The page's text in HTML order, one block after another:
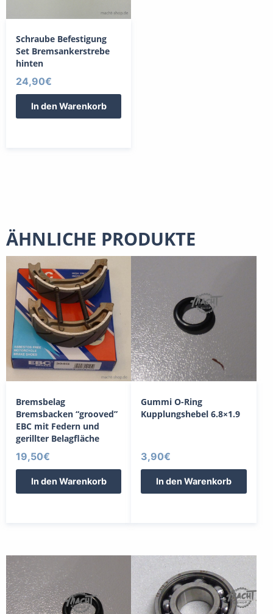
Schraube Befestigung
Set Bremsankerstrebe
hinten
24,90€
In den Warenkorb
ÄHNLICHE PRODUKTE
Bremsbelag
Bremsbacken “grooved”
EBC mit Federn und
gerillter Belagfläche
19,50€
In den Warenkorb
Gummi O-Ring
Kupplungshebel 6.8×1.9
3,90€
In den Warenkorb